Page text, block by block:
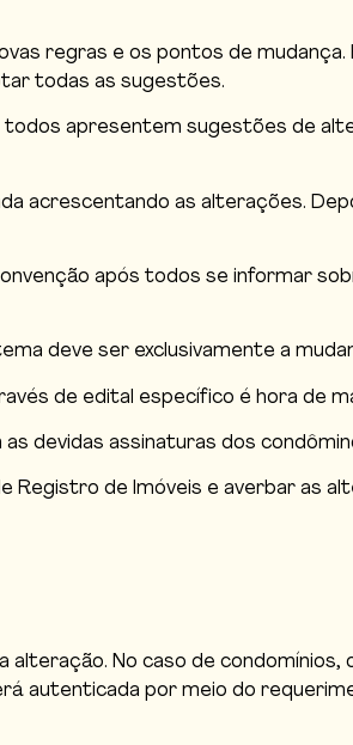
regras e os pontos de mudança.
todas as sugestões.
todos apresentem sugestões de
acrescentando as alterações.
após todos se informar
deve ser exclusivamente a
de edital específico é hora de
devidas assinaturas dos
Registro de Imóveis e averbar as
alteração. No caso de condomínios,
autenticada por meio do